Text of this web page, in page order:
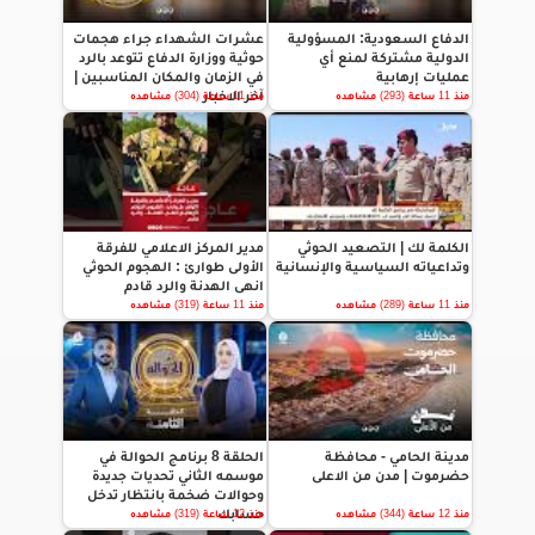
الدفاع السعودية: المسؤولية
الدولية مشتركة لمنع أي
عمليات إرهابية
منذ 11 ساعة (293) مشاهده
عشرات الشهداء جراء هجمات
حوثية ووزارة الدفاع تتوعد بالرد
في الزمان والمكان المناسبين |
آخر الاخبار
منذ 11 ساعة (304) مشاهده
الكلمة لك | التصعيد الحوثي
وتداعياته السياسية والإنسانية
منذ 11 ساعة (289) مشاهده
مدير المركز الاعلامي للفرقة
الأولى طوارئ : الهجوم الحوثي
انهى الهدنة والرد قادم
منذ 11 ساعة (319) مشاهده
مدينة الحامي - محافظة
حضرموت | مدن من الاعلى
منذ 12 ساعة (344) مشاهده
الحلقة 8 برنامج الحوالة في
موسمه الثاني تحديات جديدة
وحوالات ضخمة بانتظار تدخل
حسابك
منذ 12 ساعة (319) مشاهده